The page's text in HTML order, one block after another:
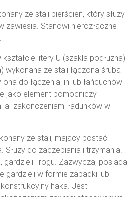
ze stali pierścień, który służy
zawiesia. Stanowi nierozłączne
litery U (szakla podłużna)
wykonana ze stali łączona śrubą
ona do łączenia lin lub łańcuchów
jako element pomocniczy
a zakończeniami ładunków w
ze stali, mający postać
Służy do zaczepiania i trzymania.
gardzieli i rogu. Zazwyczaj posiada
gardzieli w formie zapadki lub
haka. Jest